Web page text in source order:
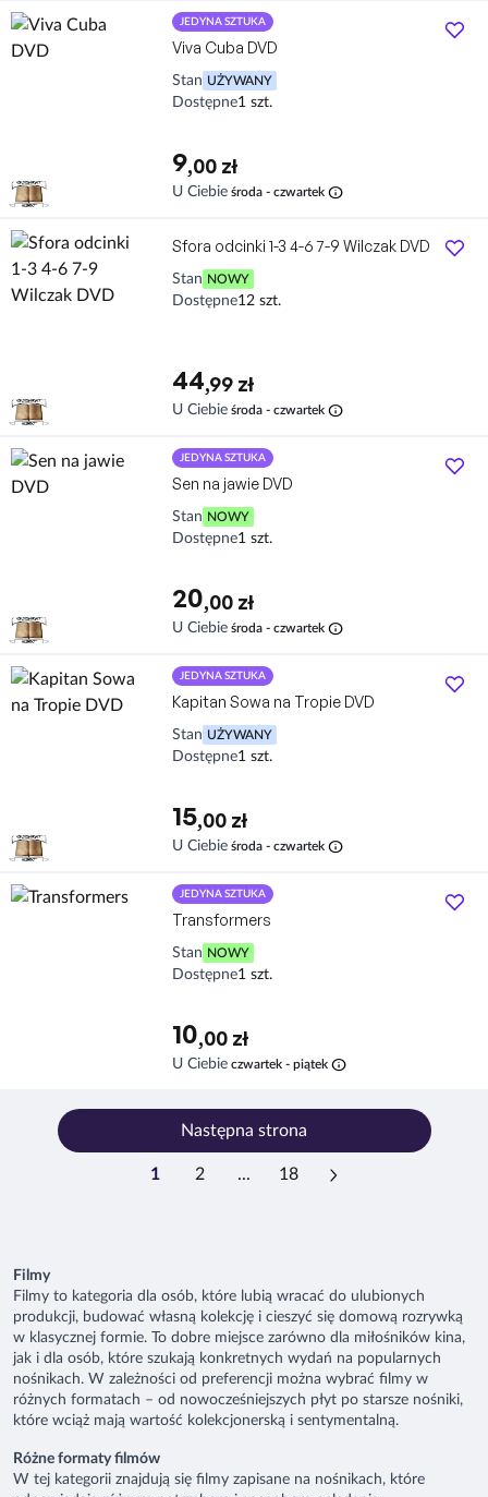
JEDYNA SZTUKA
Viva Cuba DVD
Stan UŻYWANY
Dostępne1 szt.
9,00 zł
U Ciebie środa - czwartek info
Sfora odcinki 1-3 4-6 7-9 Wilczak DVD
Stan NOWY
Dostępne12 szt.
44,99 zł
U Ciebie środa - czwartek info
JEDYNA SZTUKA
Sen na jawie DVD
Stan NOWY
Dostępne1 szt.
20,00 zł
U Ciebie środa - czwartek info
JEDYNA SZTUKA
Kapitan Sowa na Tropie DVD
Stan UŻYWANY
Dostępne1 szt.
15,00 zł
U Ciebie środa - czwartek info
JEDYNA SZTUKA
Transformers
Stan NOWY
Dostępne1 szt.
10,00 zł
U Ciebie czwartek - piątek info
Następna strona
1 2 ... 18
Filmy
Filmy to kategoria dla osób, które lubią wracać do ulubionych
produkcji, budować własną kolekcję i cieszyć się domową rozrywką
w klasycznej formie. To dobre miejsce zarówno dla miłośników kina,
jak i dla osób, które szukają konkretnych wydań na popularnych
nośnikach. W zależności od preferencji można wybrać filmy w
różnych formatach – od nowocześniejszych płyt po starsze nośniki,
które wciąż mają wartość kolekcjonerską i sentymentalną.
Różne formaty filmów
W tej kategorii znajdują się filmy zapisane na nośnikach, które